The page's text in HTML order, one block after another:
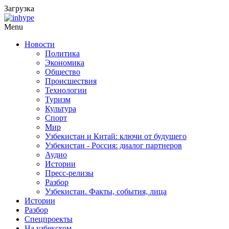
Загрузка
Menu
Новости
Политика
Экономика
Общество
Происшествия
Технологии
Туризм
Культура
Спорт
Мир
Узбекистан и Китай: ключи от будущего
Узбекистан - Россия: диалог партнеров
Аудио
Истории
Пресс-релизы
Разбор
Узбекистан. Факты, события, лица
Истории
Разбор
Спецпроекты